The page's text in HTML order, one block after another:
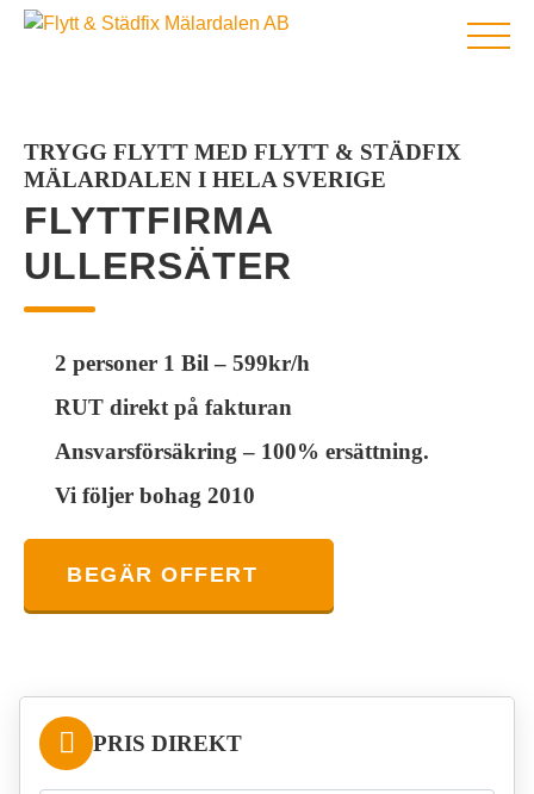
HEM
FLYTTFIRMA
UTLANDSFLYTT
FLYTTSTÄDNING
STÄDFIRMA
TJÄNSTER
KONTAKT
TRYGG FLYTT MED FLYTT & STÄDFIX
MÄLARDALEN I HELA SVERIGE
FLYTTFIRMA
ULLERSÄTER
2 personer 1 Bil – 599kr/h
RUT direkt på fakturan
Ansvarsförsäkring – 100% ersättning.
Vi följer bohag 2010
BEGÄR OFFERT
PRIS DIREKT